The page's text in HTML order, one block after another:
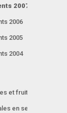
2007
2006
2005
2004
et fruitières en serre
en serre